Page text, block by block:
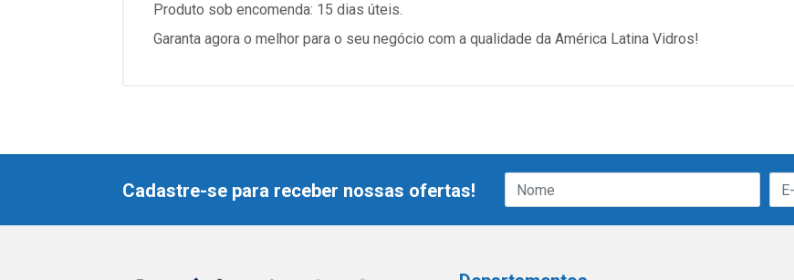
Produto sob encomenda: 15 dias úteis.
Garanta agora o melhor para o seu negócio com a qualidade da América Latina Vidros!
Cadastre-se para receber nossas ofertas!